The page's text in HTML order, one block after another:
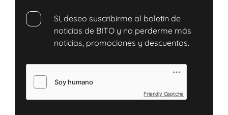
Sí, deseo suscribirme al boletín de
noticias de BITO y no perderme más
noticias, promociones y descuentos.
Friendly Captcha